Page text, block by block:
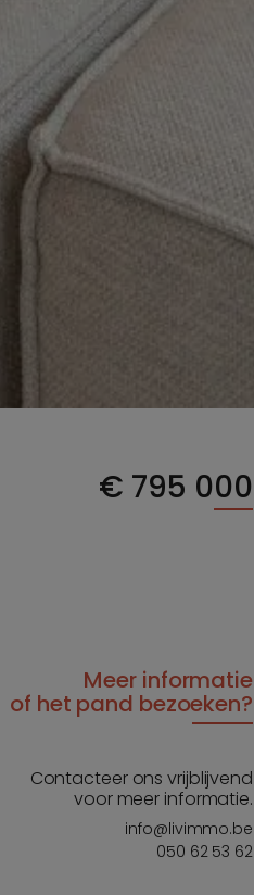
€ 795 000
Meer informatie
of het pand bezoeken?
Contacteer ons vrijblijvend
voor meer informatie.
info@livimmo.be
050 62 53 62